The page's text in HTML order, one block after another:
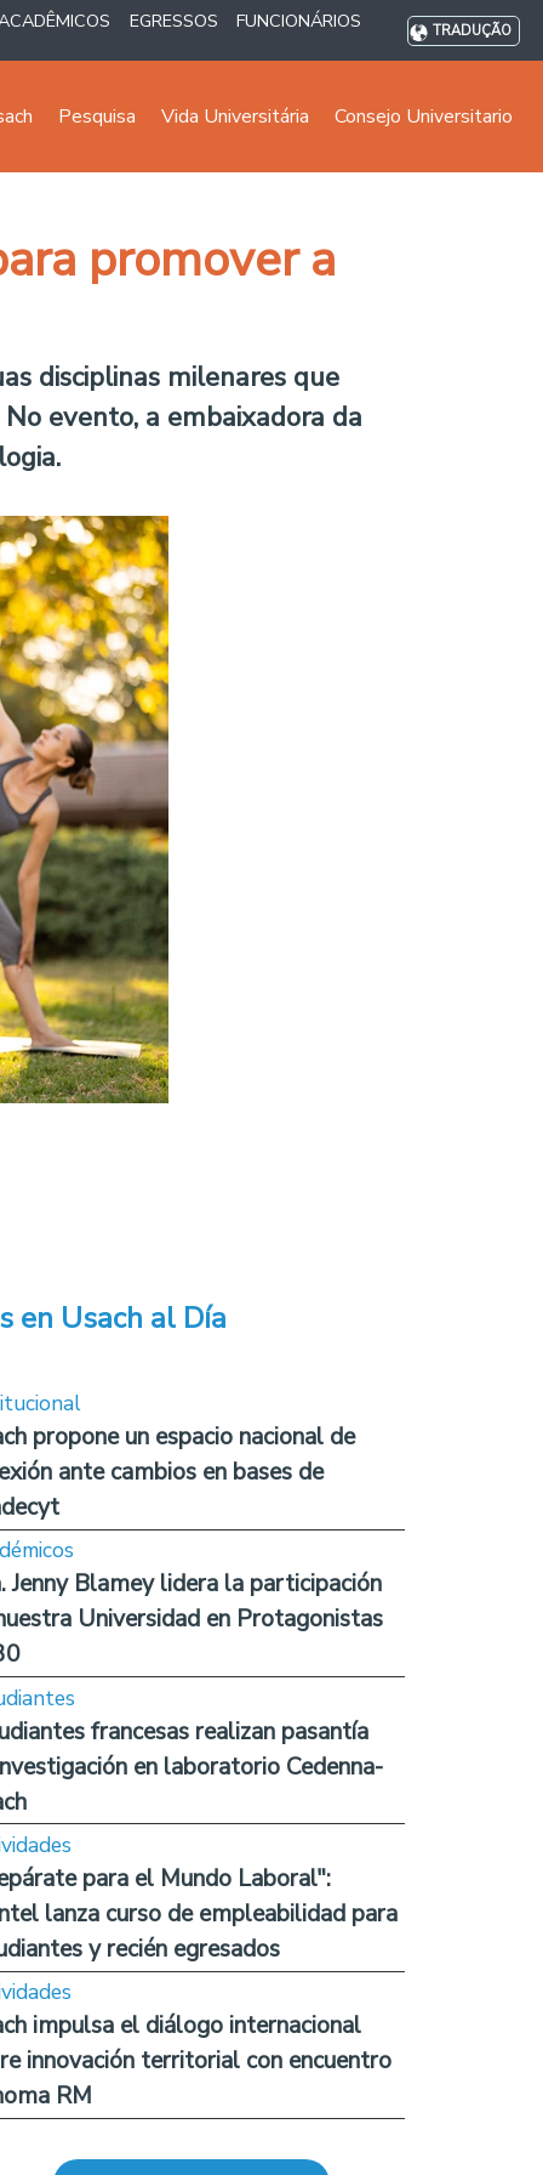
EGRESSOS FUNCIONÁRIOS TRADUÇÃO
Pesquisa Vida Universitária Consejo Universitario
promover a
disciplinas milenares que
evento, a embaixadora da
en Usach al Día
propone un espacio nacional de
ante cambios en bases de
Jenny Blamey lidera la participación
Universidad en Protagonistas
francesas realizan pasantía
en laboratorio Cedenna-
para el Mundo Laboral":
lanza curso de empleabilidad para
y recién egresados
impulsa el diálogo internacional
innovación territorial con encuentro
RM